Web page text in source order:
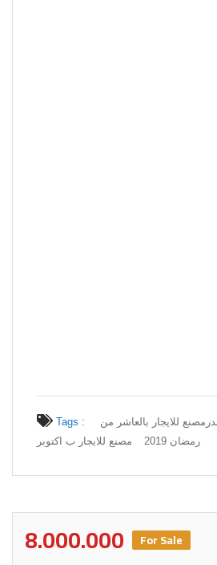
Tags :
مصنع للايجار بالعاشر من
رمضان 2019
مصنع للايجار ب اكتوبر
8.000.000 For Sale